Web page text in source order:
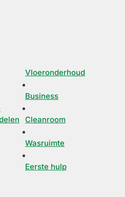
Vloeronderhoud
Business
Cleanroom
Wasruimte
Eerste hulp